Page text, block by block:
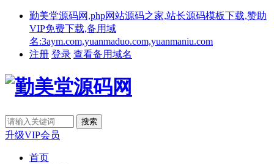
勤美堂源码网,php网站源码之家,站长源码模板下载,赞助
VIP免费下载,备用域
名:3aym.com,yuanmaduo.com,yuanmaniu.com
注册 登录 查看备用域名
升级VIP会员
首页